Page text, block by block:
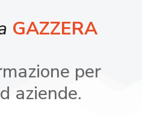
GAZZERA
per
aziende.